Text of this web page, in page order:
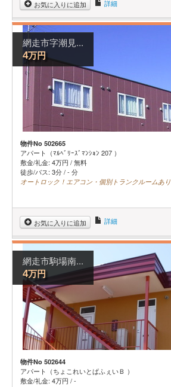
お気に入りに追加 詳細
網走市字潮見...
4万円
物件No 502665
アパート（ﾏﾙﾍﾞﾘｰｽﾞﾏﾝｼｮﾝ 207 ）
敷金/礼金: 4万円 /無料
徒歩/バス: 3分 / - 分
オートロック！エアコン・個別トランクルームあり
お気に入りに追加 詳細
網走市駒場南...
4万円
物件No 502644
アパート（ちょこれいとぱふぇいＢ ）
敷金/礼金: 4万円 /-